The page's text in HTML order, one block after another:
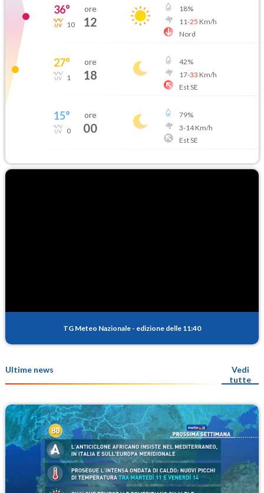
36°
10
ore
12
18%
11-25 Km/h
Nord
27°
1
ore
18
42%
17-33 Km/h
Est SE
15°
0
ore
00
79%
3-14Km/h
Est SE
TG Meteo Nazionale - edizione delle 11:40
Ultime news
Vedi
tutte